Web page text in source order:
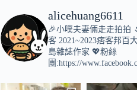
alicehuang6611
🎉小噗夫妻倆走走拍拍
客 2021~2023痞客邦百
島雜誌作家 💖粉絲
團:https://